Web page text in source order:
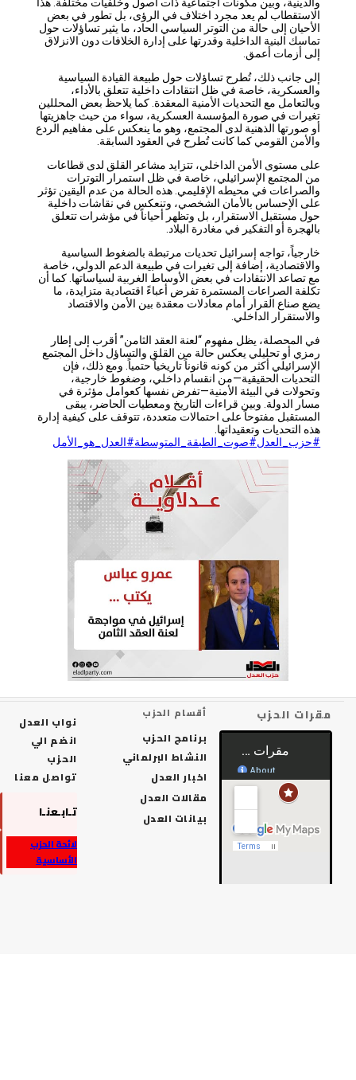
الاستقطاب لم يعد مجرد اختلاف في الرؤى، بل تطور في بعض
الأحيان إلى حالة من التوتر السياسي الحاد، ما يثير تساؤلات حول
تماسك البنية الداخلية وقدرتها على إدارة الخلافات دون الانزلاق
إلى أزمات أعمق.
إلى جانب ذلك، تُطرح تساؤلات حول طبيعة القيادة السياسية
والعسكرية، خاصة في ظل انتقادات داخلية تتعلق بالأداء،
وبالتعامل مع التحديات الأمنية المعقدة. كما يلاحظ بعض المحللين
تغيرات في صورة المؤسسة العسكرية، سواء من حيث جاهزيتها
أو صورتها الذهنية لدى المجتمع، وهو ما ينعكس على مفاهيم الردع
والأمن القومي كما كانت تُطرح في العقود السابقة.
على مستوى الأمن الداخلي، تتزايد مشاعر القلق لدى قطاعات
من المجتمع الإسرائيلي، خاصة في ظل استمرار التوترات
والصراعات في محيطه الإقليمي. هذه الحالة من عدم اليقين تؤثر
على الإحساس بالأمان الشخصي، وتنعكس في نقاشات داخلية
حول مستقبل الاستقرار، بل وتظهر أحياناً في مؤشرات تتعلق
بالهجرة أو التفكير في مغادرة البلاد.
خارجياً، تواجه إسرائيل تحديات مرتبطة بالضغوط السياسية
والاقتصادية، إضافة إلى تغيرات في طبيعة الدعم الدولي، خاصة
مع تصاعد الانتقادات في بعض الأوساط الغربية لسياساتها. كما أن
تكلفة الصراعات المستمرة تفرض أعباءً اقتصادية متزايدة، ما
يضع صناع القرار أمام معادلات معقدة بين الأمن والاقتصاد
والاستقرار الداخلي.
في المحصلة، يظل مفهوم “لعنة العقد الثامن” أقرب إلى إطار
رمزي أو تحليلي يعكس حالة من القلق والتساؤل داخل المجتمع
الإسرائيلي أكثر من كونه قانوناً تاريخياً حتمياً. ومع ذلك، فإن
التحديات الحقيقية—من انقسام داخلي، وضغوط خارجية،
وتحولات في البيئة الأمنية—تفرض نفسها كعوامل مؤثرة في
مسار الدولة. وبين قراءات التاريخ ومعطيات الحاضر، يبقى
المستقبل مفتوحاً على احتمالات متعددة، تتوقف على كيفية إدارة
هذه التحديات وتعقيداتها.
#حزب_العدل #صوت_الطبقة_المتوسطة#العدل_هو_الأمل
الحزب أقسام الحزب
برنامج الحزب
النشاط البرلماني
اخبار العدل
مقالات العدل
بيانات العدل
نواب العدل
انضم الي
تواصل معنا
تـابـعنـا
لائحة الحزب
الأساسية